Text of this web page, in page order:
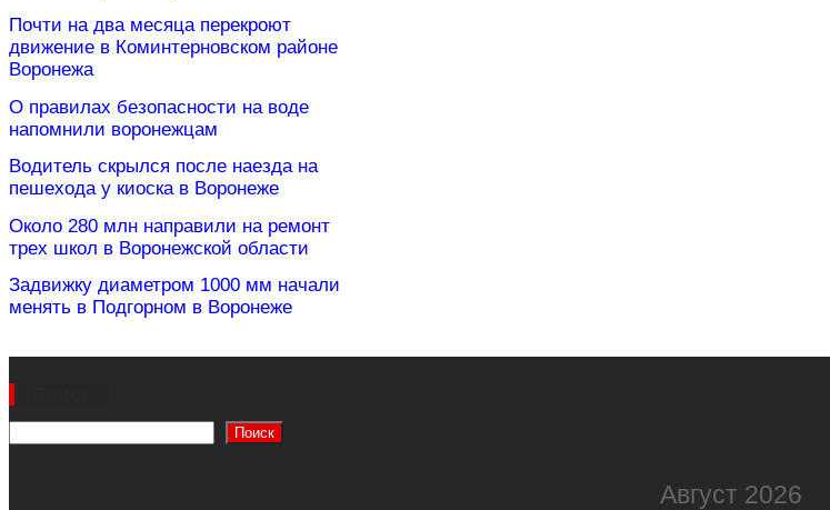
Почти на два месяца перекроют
движение в Коминтерновском районе
Воронежа
О правилах безопасности на воде
напомнили воронежцам
Водитель скрылся после наезда на
пешехода у киоска в Воронеже
Около 280 млн направили на ремонт
трех школ в Воронежской области
Задвижку диаметром 1000 мм начали
менять в Подгорном в Воронеже
Поиск
Август 2026